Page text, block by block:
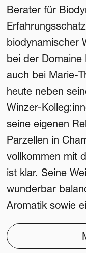
Berater für
biodynamischer
bei der
auch bei Marie-
heute neben
Winzer-
seine eigenen
Parzellen in
vollkommen mit
ist klar. Seine
wunderbar
Aromatik sowie